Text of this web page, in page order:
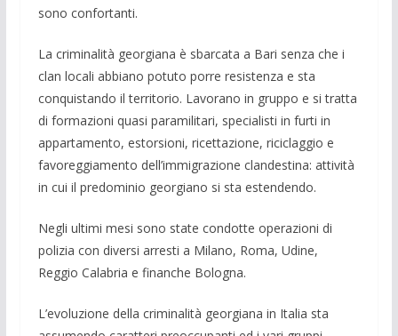
sono confortanti.
La criminalità georgiana è sbarcata a Bari senza che i
clan locali abbiano potuto porre resistenza e sta
conquistando il territorio. Lavorano in gruppo e si tratta
di formazioni quasi paramilitari, specialisti in furti in
appartamento, estorsioni, ricettazione, riciclaggio e
favoreggiamento dell’immigrazione clandestina: attività
in cui il predominio georgiano si sta estendendo.
Negli ultimi mesi sono state condotte operazioni di
polizia con diversi arresti a Milano, Roma, Udine,
Reggio Calabria e finanche Bologna.
L’evoluzione della criminalità georgiana in Italia sta